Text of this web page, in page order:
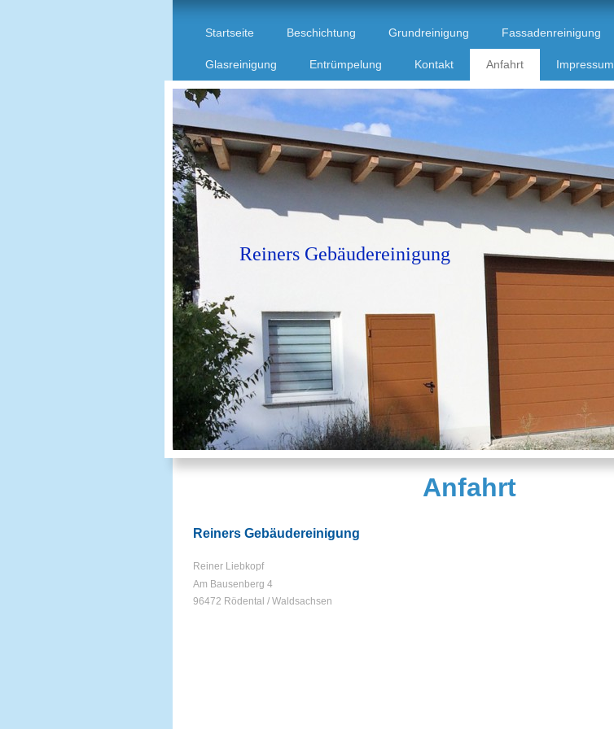
Startseite Beschichtung Grundreinigung Fassadenreinigung
Glasreinigung Entrümpelung Kontakt Anfahrt Impressum
Reiners Gebäudereinigung
Anfahrt
Reiners Gebäudereinigung
Reiner Liebkopf
Am Bausenberg 4
96472 Rödental / Waldsachsen